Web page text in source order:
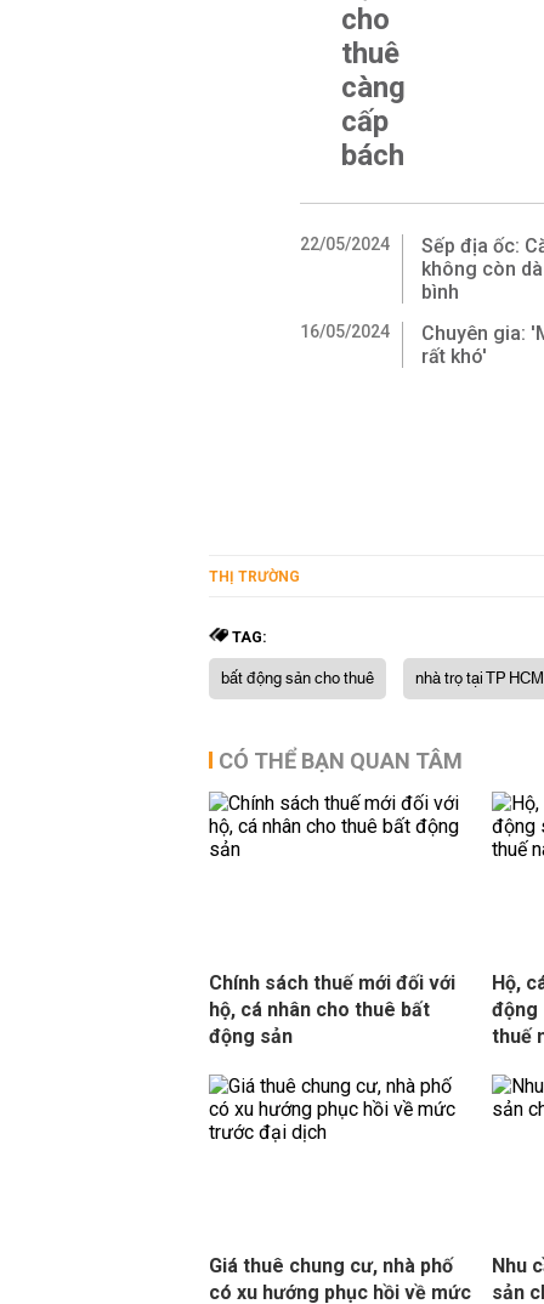
cho
thuê
càng
cấp
bách
22/05/2024
Sếp địa ốc:
không còn
bình
16/05/2024
Chuyên gia:
rất khó'
THỊ TRƯỜNG
TAG:
bất động sản cho thuê nhà trọ tại TP HCM
CÓ THỂ BẠN QUAN TÂM
Chính sách thuế mới đối với
hộ, cá nhân cho thuê bất
động sản
Hộ,
động
thuế
Giá thuê chung cư, nhà phố
có xu hướng phục hồi về mức
Nhu
sản